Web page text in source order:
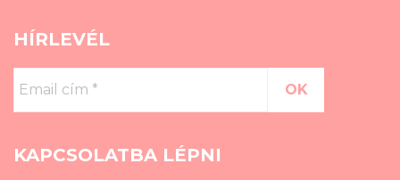
HÍRLEVÉL
cím
*
KAPCSOLATBA LÉPNI